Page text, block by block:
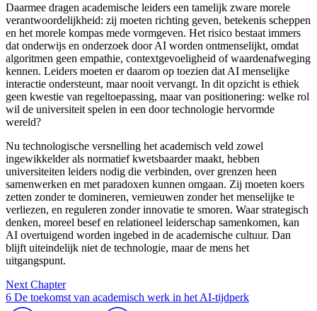
Daarmee dragen academische leiders een tamelijk zware morele
verantwoordelijkheid: zij moeten richting geven, betekenis scheppen
en het morele kompas mede vormgeven. Het risico bestaat immers
dat onderwijs en onderzoek door AI worden ontmenselijkt, omdat
algoritmen geen empathie, contextgevoeligheid of waardenafweging
kennen. Leiders moeten er daarom op toezien dat AI menselijke
interactie ondersteunt, maar nooit vervangt. In dit opzicht is ethiek
geen kwestie van regeltoepassing, maar van positionering: welke rol
wil de universiteit spelen in een door technologie hervormde
wereld?
Nu technologische versnelling het academisch veld zowel
ingewikkelder als normatief kwetsbaarder maakt, hebben
universiteiten leiders nodig die verbinden, over grenzen heen
samenwerken en met paradoxen kunnen omgaan. Zij moeten koers
zetten zonder te domineren, vernieuwen zonder het menselijke te
verliezen, en reguleren zonder innovatie te smoren. Waar strategisch
denken, moreel besef en relationeel leiderschap samenkomen, kan
AI overtuigend worden ingebed in de academische cultuur. Dan
blijft uiteindelijk niet de technologie, maar de mens het
uitgangspunt.
Next Chapter
6 De toekomst van academisch werk in het AI-tijdperk